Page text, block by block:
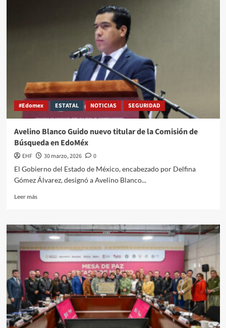
#Edomex ESTATAL NOTICIAS SEGURIDAD
Avelino Blanco Guido nuevo titular de la Comisión de
Búsqueda en EdoMéx
EHF 30 marzo, 2026
0
El Gobierno del Estado de México, encabezado por Delfina
Gómez Álvarez, designó a Avelino Blanco...
Leer más